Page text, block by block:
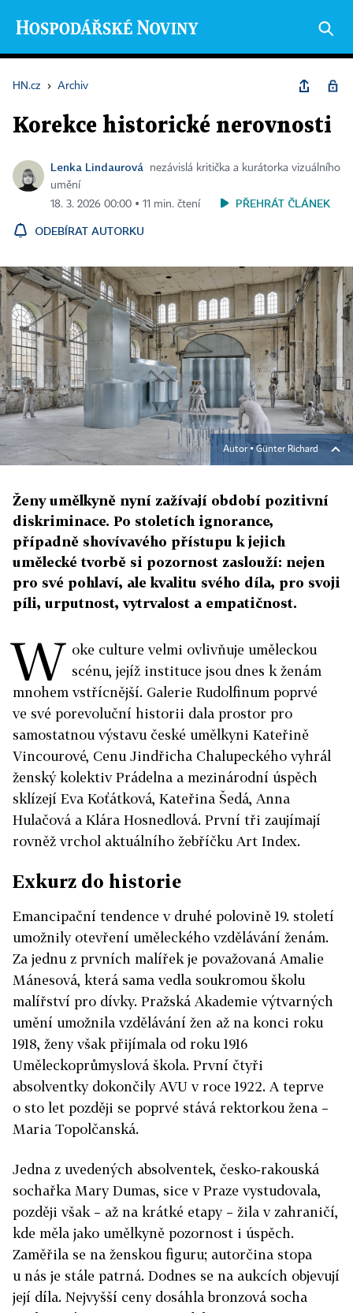
HN.cz › Archiv
Korekce historické nerovnosti
Lenka Lindaurová
nezávislá kritička a kurátorka vizuálního
umění
18. 3. 2026 00:00 ▪ 11 min. čtení
PŘEHRÁT ČLÁNEK
ODEBÍRAT AUTORKU
Autor ▪ Günter Richard
Ženy umělkyně nyní zažívají období pozitivní
diskriminace. Po stoletích ignorance,
případně shovívavého přístupu k jejich
umělecké tvorbě si pozornost zaslouží: nejen
pro své pohlaví, ale kvalitu svého díla, pro svoji
píli, urputnost, vytrvalost a empatičnost.
W oke culture velmi ovlivňuje uměleckou
scénu, jejíž instituce jsou dnes k ženám
mnohem vstřícnější. Galerie Rudolfinum poprvé
ve své porevoluční historii dala prostor pro
samostatnou výstavu české umělkyni Kateřině
Vincourové, Cenu Jindřicha Chalupeckého vyhrál
ženský kolektiv Prádelna a mezinárodní úspěch
sklízejí Eva Koťátková, Kateřina Šedá, Anna
Hulačová a Klára Hosnedlová. První tři zaujímají
rovněž vrchol aktuálního žebříčku Art Index.
Exkurz do historie
Emancipační tendence v druhé polovině 19. století
umožnily otevření uměleckého vzdělávání ženám.
Za jednu z prvních malířek je považovaná Amalie
Mánesová, která sama vedla soukromou školu
malířství pro dívky. Pražská Akademie výtvarných
umění umožnila vzdělávání žen až na konci roku
1918, ženy však přijímala od roku 1916
Uměleckoprůmyslová škola. První čtyři
absolventky dokončily AVU v roce 1922. A teprve
o sto let později se poprvé stává rektorkou žena –
Maria Topolčanská.
Jedna z uvedených absolventek, česko‑rakouská
sochařka Mary Dumas, sice v Praze vystudovala,
později však – až na krátké etapy – žila v zahraničí,
kde měla jako umělkyně pozornost i úspěch.
Zaměřila se na ženskou figuru; autorčina stopa
u nás je stále patrná. Dodnes se na aukcích objevují
její díla. Nejvyšší ceny dosáhla bronzová socha